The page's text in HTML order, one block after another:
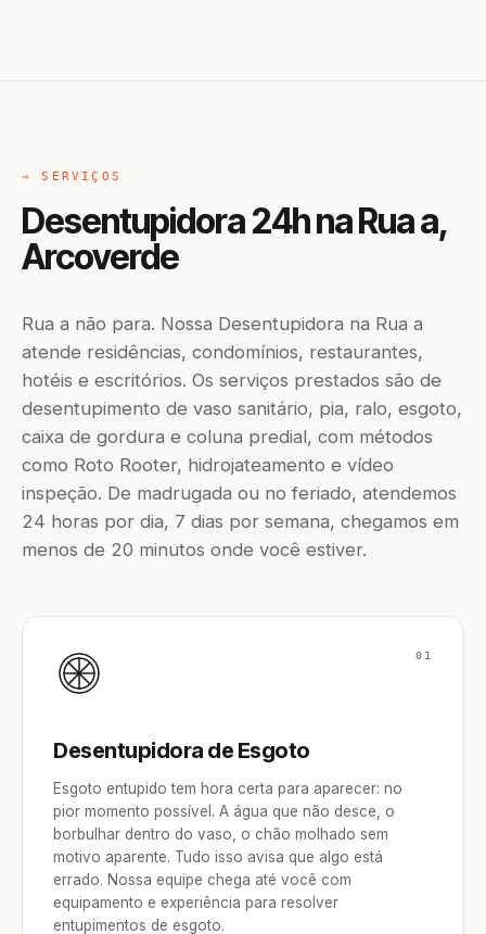
→ SERVIÇOS
Desentupidora 24h na Rua a,
Arcoverde
Rua a não para. Nossa Desentupidora na Rua a
atende residências, condomínios, restaurantes,
hotéis e escritórios. Os serviços prestados são de
desentupimento de vaso sanitário, pia, ralo, esgoto,
caixa de gordura e coluna predial, com métodos
como Roto Rooter, hidrojateamento e vídeo
inspeção. De madrugada ou no feriado, atendemos
24 horas por dia, 7 dias por semana, chegamos em
menos de 20 minutos onde você estiver.
01
Desentupidora de Esgoto
Esgoto entupido tem hora certa para aparecer: no
pior momento possível. A água que não desce, o
borbulhar dentro do vaso, o chão molhado sem
motivo aparente. Tudo isso avisa que algo está
errado. Nossa equipe chega até você com
equipamento e experiência para resolver
entupimentos de esgoto.